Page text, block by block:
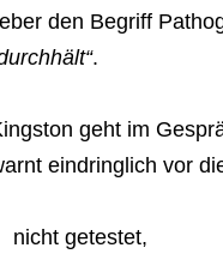
den Begriff
.
geht im
eindringlich vor
nicht getestet,